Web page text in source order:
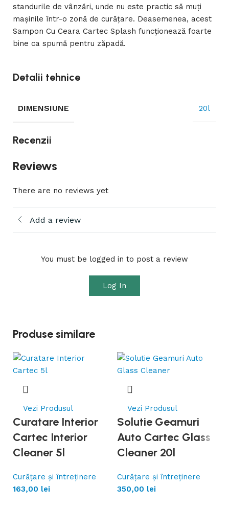
standurile de vânzări, unde nu este practic să muți
mașinile într-o zonă de curățare. Deasemenea, acest
Sampon Cu Ceara Cartec Splash funcționează foarte
bine ca spumă pentru zăpadă.
Detalii tehnice
DIMENSIUNE 20l
Recenzii
Reviews
There are no reviews yet
Add a review
You must be logged in to post a review
Log In
Produse similare
Vezi Produsul
Curatare Interior
Cartec Interior
Cleaner 5l
Curățare și întreținere
163,00 lei
Vezi Produsul
Solutie Geamuri
Auto Cartec Glass
Cleaner 20l
Curățare și întreținere
350,00 lei